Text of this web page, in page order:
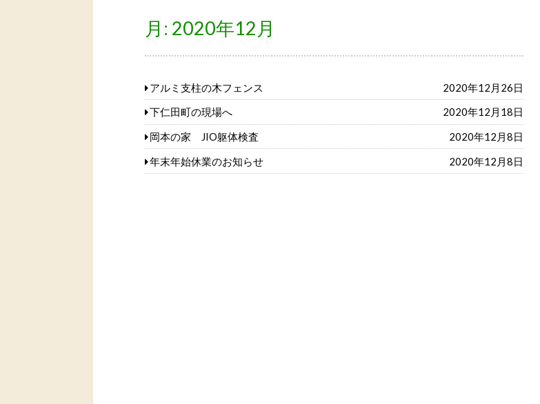
月: 2020年12月
アルミ支柱の木フェンス
2020年12月26日
下仁田町の現場へ
2020年12月18日
岡本の家 JIO躯体検査
2020年12月8日
年末年始休業のお知らせ
2020年12月8日